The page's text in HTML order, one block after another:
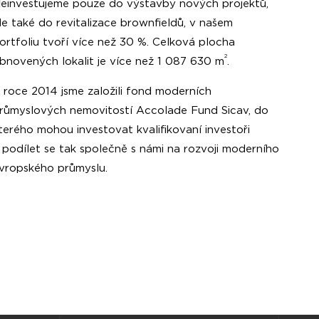
pouze do výstavby nových projektů,
také do revitalizace brownfieldů, v našem
tvoří více než 30 %. Celková plocha
lokalit je více než 1 087 630 m2.
roce 2014 jsme založili fond moderních
nemovitostí Accolade Fund Sicav, do
mohou investovat kvalifikovaní investoři
podílet se tak společně s námi na rozvoji moderního
průmyslu.